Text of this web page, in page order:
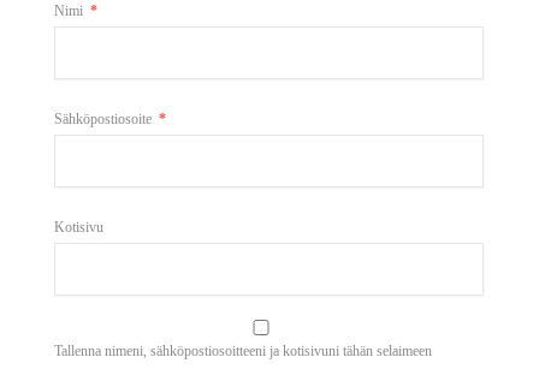
Nimi *
Sähköpostiosoite *
Kotisivu
Tallenna nimeni, sähköpostiosoitteeni ja kotisivuni tähän selaimeen